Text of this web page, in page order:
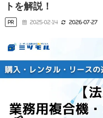
トを解説！
PR 2025-02-14 2026-07-27